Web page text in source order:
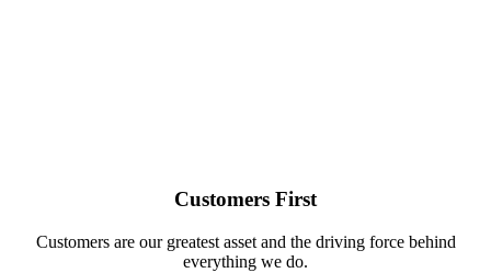
Customers First
Customers are our greatest asset and the driving force behind
everything we do.